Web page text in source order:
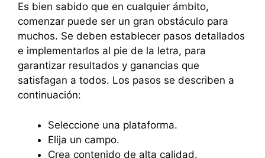
Es bien sabido que en cualquier ámbito,
comenzar puede ser un gran obstáculo para
muchos. Se deben establecer pasos detallados
e implementarlos al pie de la letra, para
garantizar resultados y ganancias que
satisfagan a todos. Los pasos se describen a
continuación:
Seleccione una plataforma.
Elija un campo.
Crea contenido de alta calidad.